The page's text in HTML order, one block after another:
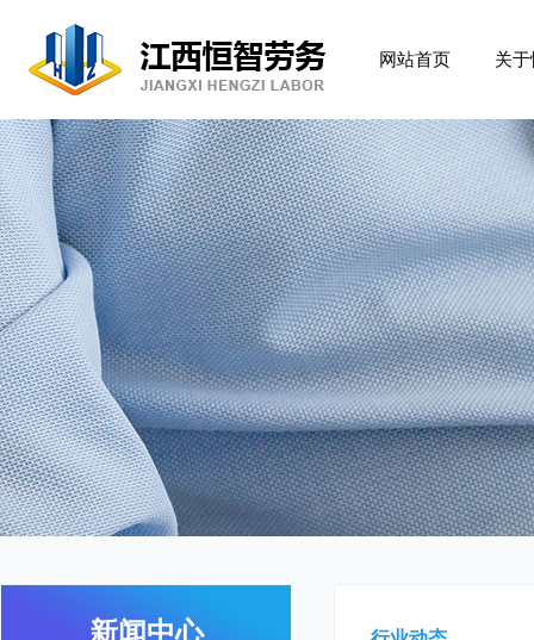
网站首页 关
新闻中心